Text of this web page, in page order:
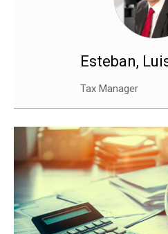
Esteban,
Tax Manager